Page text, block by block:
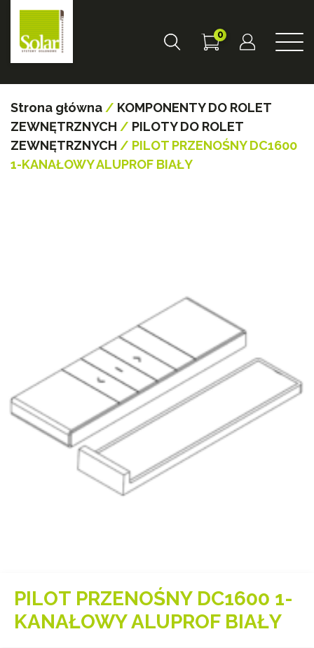
0
Strona główna / KOMPONENTY DO ROLET
ZEWNĘTRZNYCH / PILOTY DO ROLET
ZEWNĘTRZNYCH / PILOT PRZENOŚNY DC1600
1-KANAŁOWY ALUPROF BIAŁY
PILOT PRZENOŚNY DC1600 1-
KANAŁOWY ALUPROF BIAŁY